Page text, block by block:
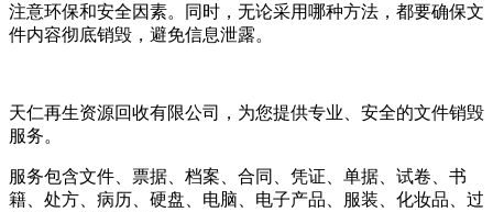
注意环保和安全因素。同时，无论采用哪种方法，都要确保文
件内容彻底销毁，避免信息泄露。
天仁再生资源回收有限公司，为您提供专业、安全的文件销毁
服务。
服务包含文件、票据、档案、合同、凭证、单据、试卷、书
籍、处方、病历、硬盘、电脑、电子产品、服装、化妆品、过